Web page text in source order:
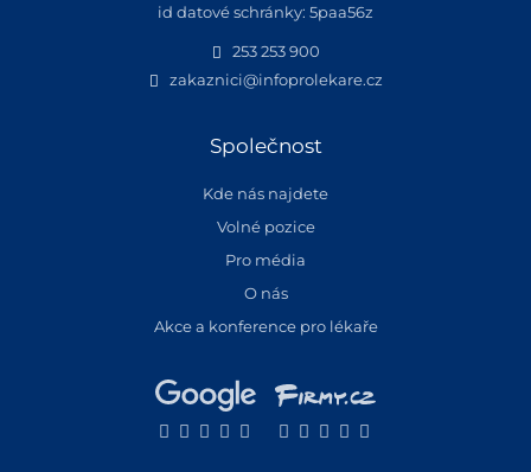
id datové schránky: 5paa56z
253 253 900
zakaznici@infoprolekare.cz
Společnost
Kde nás najdete
Volné pozice
Pro média
O nás
Akce a konference pro lékaře